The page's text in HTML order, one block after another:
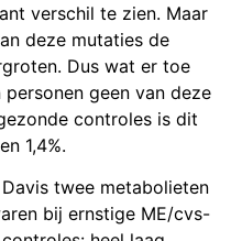
verschil te zien. Maar
deze mutaties de
Dus wat er toe
geen van deze
controles is dit
1,4%.
twee metabolieten
bij ernstige ME/cvs-